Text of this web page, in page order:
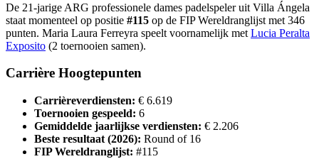
De 21-jarige ARG professionele dames padelspeleruit Villa Ángela
staat momenteel op positie #115 op de FIP Wereldranglijst met 346
punten. Maria Laura Ferreyra speelt voornamelijk met Lucia Peralta
Exposito (2 toernooien samen).
Carrière Hoogtepunten
Carrièreverdiensten: € 6.619
Toernooien gespeeld: 6
Gemiddelde jaarlijkse verdiensten: € 2.206
Beste resultaat (2026): Round of 16
FIP Wereldranglijst: #115